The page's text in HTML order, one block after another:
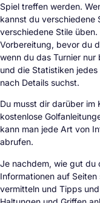
Spiel treffen werden.
kannst du verschiedene
verschiedene Stile
Vorbereitung, bevor du
wenn du das Turnier
und die Statistiken
nach Details suchst.
Du musst dir darüber im
kostenlose
kann man jede Art von
abrufen.
Je nachdem, wie gut du
Informationen auf
vermitteln und Tipps